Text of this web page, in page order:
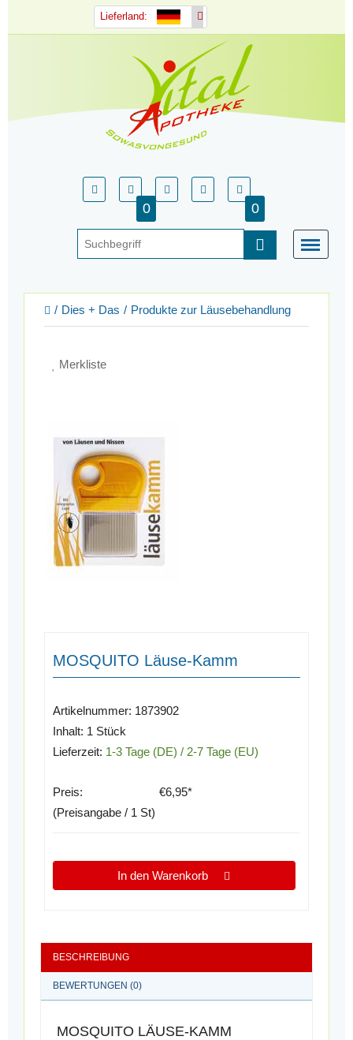
Lieferland:
0 0
Dies + Das Produkte zur Läusebehandlung
Merkliste
MOSQUITO Läuse-Kamm
Artikelnummer: 1873902
Inhalt: 1 Stück
Lieferzeit: 1-3 Tage (DE) / 2-7 Tage (EU)
Preis:
€6,95*
(Preisangabe / 1 St)
In den Warenkorb
BESCHREIBUNG
BEWERTUNGEN (0)
MOSQUITO LÄUSE-KAMM